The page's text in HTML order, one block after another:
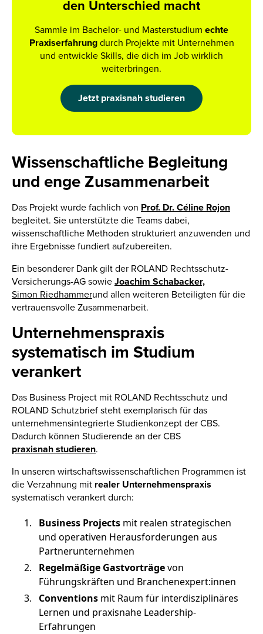
den Unterschied macht
Sammle im Bachelor- und Masterstudium echte
Praxiserfahrung durch Projekte mit Unternehmen
und entwickle Skills, die dich im Job wirklich
weiterbringen.
Jetzt praxisnah studieren
Wissenschaftliche Begleitung
und enge Zusammenarbeit
Das Projekt wurde fachlich von Prof. Dr. Céline Rojon
begleitet. Sie unterstützte die Teams dabei,
wissenschaftliche Methoden strukturiert anzuwenden und
ihre Ergebnisse fundiert aufzubereiten.
Ein besonderer Dank gilt der ROLAND Rechtsschutz-
Versicherungs-AG sowie Joachim Schabacker,
Simon Riedhammerund allen weiteren Beteiligten für die
vertrauensvolle Zusammenarbeit.
Unternehmenspraxis
systematisch im Studium
verankert
Das Business Project mit ROLAND Rechtsschutz und
ROLAND Schutzbrief steht exemplarisch für das
unternehmensintegrierte Studienkonzept der CBS.
Dadurch können Studierende an der CBS
praxisnah studieren.
In unseren wirtschaftswissenschaftlichen Programmen ist
die Verzahnung mit realer Unternehmenspraxis
systematisch verankert durch:
Business Projects mit realen strategischen
und operativen Herausforderungen aus
Partnerunternehmen
Regelmäßige Gastvorträgevon
Führungskräften und Branchenexpert:innen
Conventions mit Raum für interdisziplinäres
Lernen und praxisnahe Leadership-
Erfahrungen